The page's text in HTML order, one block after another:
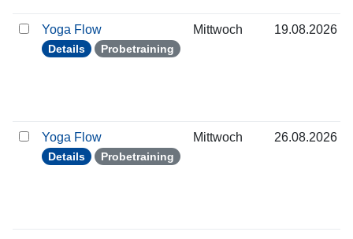
Yoga Flow
Details Probetraining
Mittwoch 19.08.2026
Yoga Flow
Details Probetraining
Mittwoch 26.08.2026